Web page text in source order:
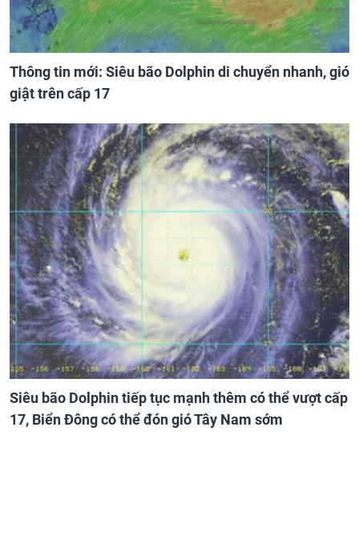
Thông tin mới: Siêu bão Dolphin di chuyển nhanh, gió
giật trên cấp 17
Siêu bão Dolphin tiếp tục mạnh thêm có thể vượt cấp
17, Biển Đông có thể đón gió Tây Nam sớm